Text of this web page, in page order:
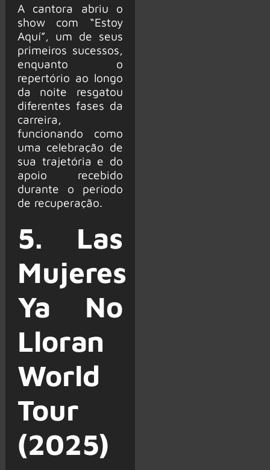
A cantora abriu o
show com “Estoy
Aquí”, um de seus
primeiros sucessos,
enquanto o
repertório ao longo
da noite resgatou
diferentes fases da
carreira,
funcionando como
uma celebração de
sua trajetória e do
apoio recebido
durante o período
de recuperação.
5. Las
Mujeres
Ya No
Lloran
World
Tour
(2025)